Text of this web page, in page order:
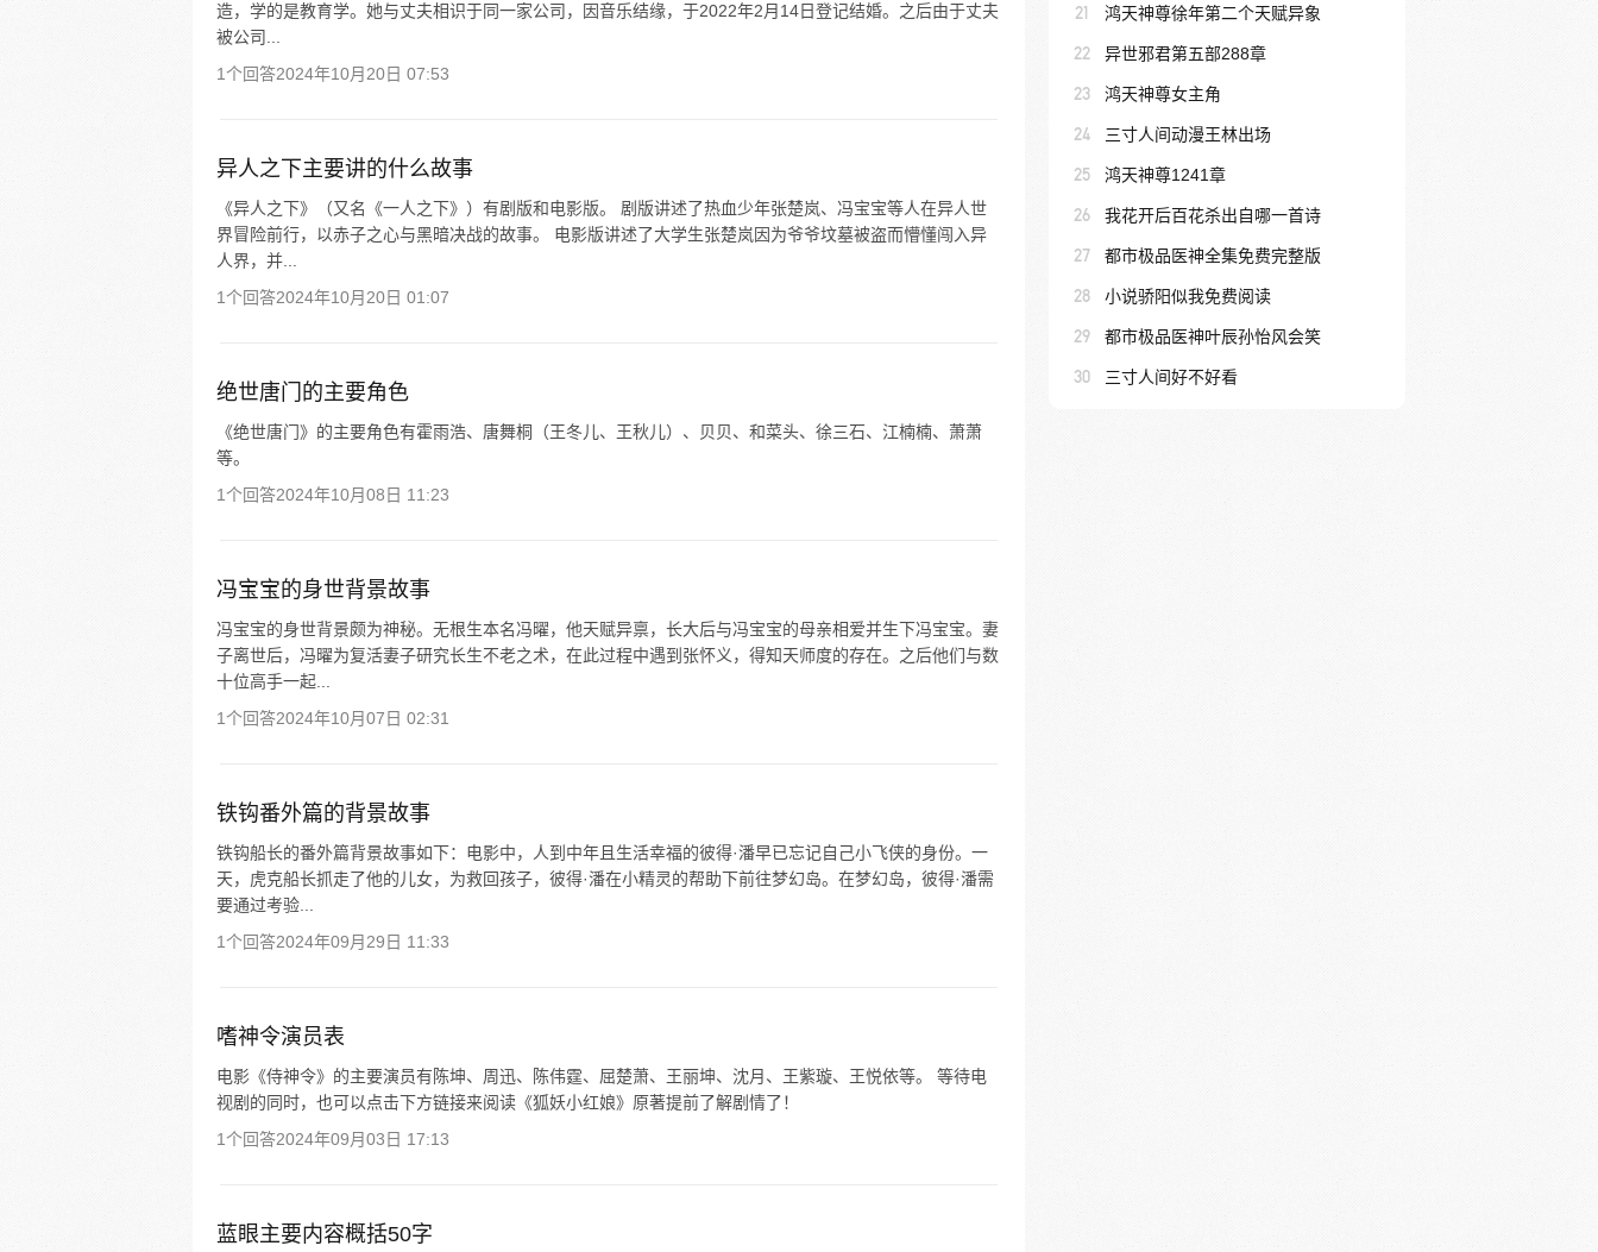
造，学的是教育学。她与丈夫相识于同一家公司，因音乐结缘，于2022年2月14日登记结婚。之后由于丈夫
被公司...
1个回答2024年10月20日 07:53
异人之下主要讲的什么故事
《异人之下》（又名《一人之下》）有剧版和电影版。 剧版讲述了热血少年张楚岚、冯宝宝等人在异人世
界冒险前行，以赤子之心与黑暗决战的故事。 电影版讲述了大学生张楚岚因为爷爷坟墓被盗而懵懂闯入异
人界，并...
1个回答2024年10月20日 01:07
绝世唐门的主要角色
《绝世唐门》的主要角色有霍雨浩、唐舞桐（王冬儿、王秋儿）、贝贝、和菜头、徐三石、江楠楠、萧萧
等。
1个回答2024年10月08日 11:23
冯宝宝的身世背景故事
冯宝宝的身世背景颇为神秘。无根生本名冯曜，他天赋异禀，长大后与冯宝宝的母亲相爱并生下冯宝宝。妻
子离世后，冯曜为复活妻子研究长生不老之术，在此过程中遇到张怀义，得知天师度的存在。之后他们与数
十位高手一起...
1个回答2024年10月07日 02:31
铁钩番外篇的背景故事
铁钩船长的番外篇背景故事如下：电影中，人到中年且生活幸福的彼得·潘早已忘记自己小飞侠的身份。一
天，虎克船长抓走了他的儿女，为救回孩子，彼得·潘在小精灵的帮助下前往梦幻岛。在梦幻岛，彼得·潘需
要通过考验...
1个回答2024年09月29日 11:33
嗜神令演员表
电影《侍神令》的主要演员有陈坤、周迅、陈伟霆、屈楚萧、王丽坤、沈月、王紫璇、王悦依等。 等待电
视剧的同时，也可以点击下方链接来阅读《狐妖小红娘》原著提前了解剧情了！
1个回答2024年09月03日 17:13
蓝眼主要内容概括50字
21 鸿天神尊徐年第二个天赋异象
22 异世邪君第五部288章
23 鸿天神尊女主角
24 三寸人间动漫王林出场
25 鸿天神尊1241章
26 我花开后百花杀出自哪一首诗
27 都市极品医神全集免费完整版
28 小说骄阳似我免费阅读
29 都市极品医神叶辰孙怡风会笑
30 三寸人间好不好看